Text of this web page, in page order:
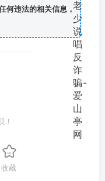
何违法的相关信息，
收藏